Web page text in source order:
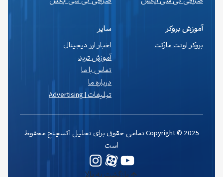
آموزش بروکر
بروکر اوتت مارکت
سایر
اخبار ارز دیجیتال
آموزش ترید
تماس با ما
درباره ما
تبلیغات | Advertising
یوتیوبوردپرس
Copyright © 2025 تمامی حقوق برای تحلیل اکسچنج محفوظ
است